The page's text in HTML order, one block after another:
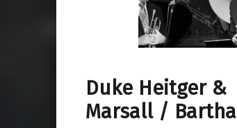
Duke Heitger &
Marsall / Bartha